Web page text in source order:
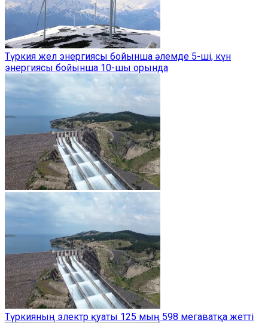
Түркия жел энергиясы бойынша әлемде 5-ші, күн
энергиясы бойынша 10-шы орында
Түркияның электр қуаты 125 мың 598 мегаватқа жетті